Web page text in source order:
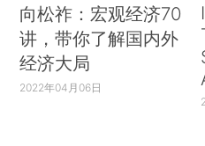
向松祚：宏观经济70
讲，带你了解国内外
经济大局
2022年04月06日